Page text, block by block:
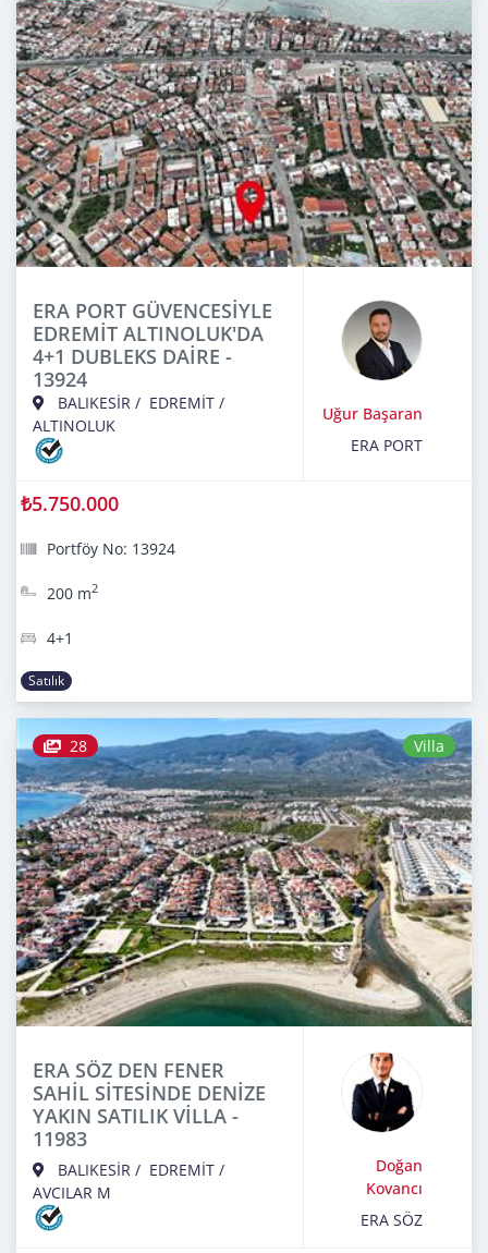
ERA PORT GÜVENCESİYLE
EDREMİT ALTINOLUK'DA
4+1 DUBLEKS DAİRE -
13924
BALIKESİR / EDREMİT /
ALTINOLUK
Uğur Başaran
ERA PORT
₺5.750.000
Portföy No: 13924
200 m2
4+1
Satılık
28 Villa
ERA SÖZ DEN FENER
SAHİL SİTESİNDE DENİZE
YAKIN SATILIK VİLLA -
11983
BALIKESİR / EDREMİT /
AVCILAR M
Doğan
Kovancı
ERA SÖZ